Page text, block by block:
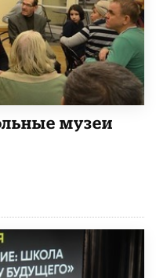
музеи